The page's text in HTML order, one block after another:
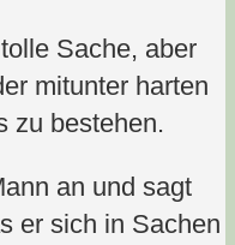
Sache, aber
mitunter harten
zu bestehen.
an und sagt
er sich in Sachen